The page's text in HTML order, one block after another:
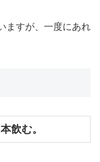
ますが、一度にあれ
飲む。